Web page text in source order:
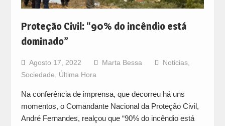
Proteção Civil: “90% do incêndio está
dominado”
Agosto 17, 2022 Marta Bessa Noticias,
Sociedade
Última Hora
Na conferência de imprensa, que decorreu há uns
momentos, o Comandante Nacional da Proteção Civil,
André Fernandes, realçou que “90% do incêndio está